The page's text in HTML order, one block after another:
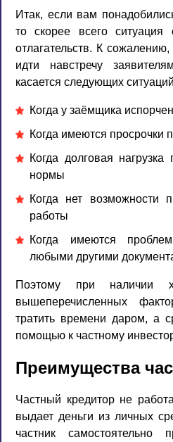
Итак, если вам
то скорее всего
отлагательств. К
идти навстречу
касается следующих
Когда у заёмщика
Когда имеются просрочки
Когда долговая
нормы
Когда нет возможности
работы
Когда имеются
любыми другими
Поэтому при наличии
вышеперечисленных
тратить времени даром, а
помощью к частному
Преимущества
Частный кредитор не
выдает деньги из личных
частник